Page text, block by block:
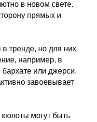
в новом свете.
прямых и
в тренде, но для них
например, в
бархате или джерси.
завоевывает
могут быть